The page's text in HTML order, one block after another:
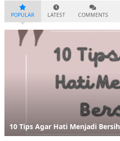
POPULAR LATEST COMMENTS
10 Tips Agar Hati Menjadi Bersih